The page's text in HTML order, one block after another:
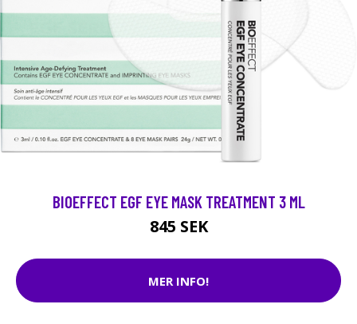
BIOEFFECT EGF EYE MASK TREATMENT 3 ML
845 SEK
MER INFO!